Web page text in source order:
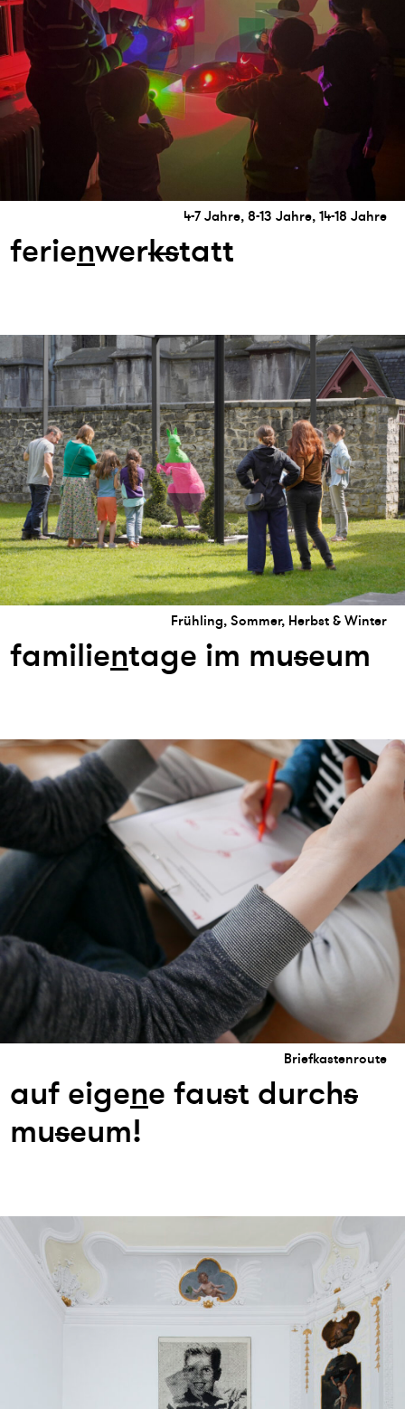
4-7 Jahre, 8-13 Jahre, 14-18 Jahre
ferienwerkstatt
Frühling, Sommer, Herbst & Winter
familientage im museum
Briefkastenroute
auf eigene faust durchs
museum!